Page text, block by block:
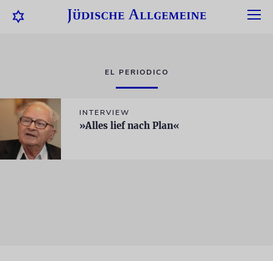
EL PERIODICO
INTERVIEW
»Alles lief nach Plan«